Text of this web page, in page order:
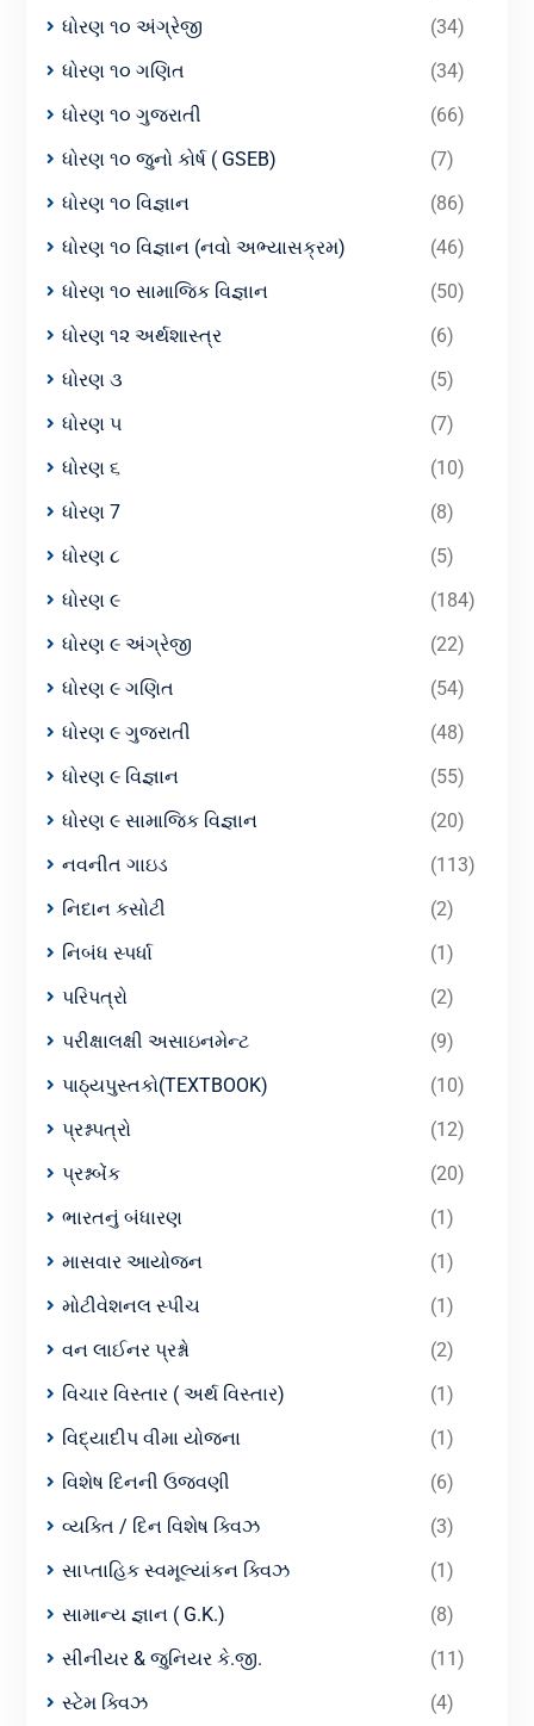
ધોરણ ૧૦ અંગ્રેજી
(34)
ધોરણ ૧૦ ગણિત
(34)
ધોરણ ૧૦ ગુજરાતી
(66)
ધોરણ ૧૦ જુનો કોર્ષ ( GSEB)
(7)
ધોરણ ૧૦ વિજ્ઞાન
(86)
ધોરણ ૧૦ વિજ્ઞાન (નવો અભ્યાસક્રમ)
(46)
ધોરણ ૧૦ સામાજિક વિજ્ઞાન
(50)
ધોરણ ૧૨ અર્થશાસ્ત્ર
(6)
ધોરણ ૩
(5)
ધોરણ ૫
(7)
ધોરણ ૬
(10)
ધોરણ 7
(8)
ધોરણ ૮
(5)
ધોરણ ૯
(184)
ધોરણ ૯ અંગ્રેજી
(22)
ધોરણ ૯ ગણિત
(54)
ધોરણ ૯ ગુજરાતી
(48)
ધોરણ ૯ વિજ્ઞાન
(55)
ધોરણ ૯ સામાજિક વિજ્ઞાન
(20)
નવનીત ગાઇડ
(113)
નિદાન કસોટી
(2)
નિબંધ સ્પર્ધા
(1)
પરિપત્રો
(2)
પરીક્ષાલક્ષી અસાઇનમેન્ટ
(9)
પાઠ્યપુસ્તકો(TEXTBOOK)
(10)
પ્રશ્નપત્રો
(12)
પ્રશ્નબેંક
(20)
ભારતનું બંધારણ
(1)
માસવાર આયોજન
(1)
મોટીવેશનલ સ્પીચ
(1)
વન લાઈનર પ્રશ્નો
(2)
વિચાર વિસ્તાર ( અર્થ વિસ્તાર)
(1)
વિદ્યાદીપ વીમા યોજના
(1)
વિશેષ દિનની ઉજવણી
(6)
વ્યક્તિ / દિન વિશેષ ક્વિઝ
(3)
સાપ્તાહિક સ્વમૂલ્યાંકન ક્વિઝ
(1)
સામાન્ય જ્ઞાન ( G.K.)
(8)
સીનીયર & જુનિયર કે.જી.
(11)
સ્ટેમ ક્વિઝ
(4)